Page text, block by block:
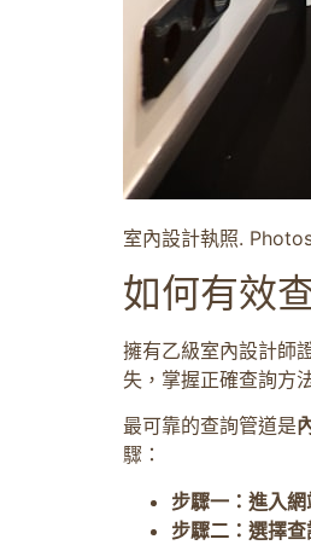
室內設計執照.
如何有效
擁有乙級室內設計師
失，掌握正確查詢方
最可靠的查詢管道是
驟：
步驟一：進入網
步驟二：選擇查